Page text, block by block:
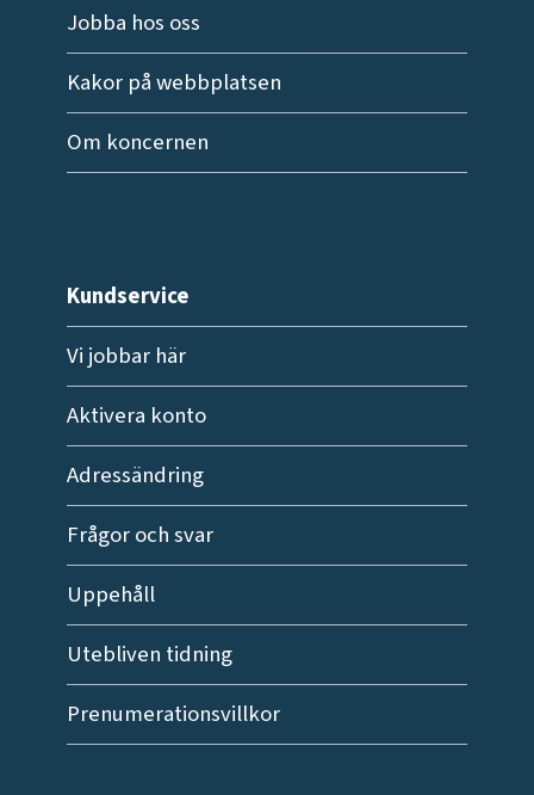
Jobba hos oss
Kakor på webbplatsen
Om koncernen
Kundservice
Vi jobbar här
Aktivera konto
Adressändring
Frågor och svar
Uppehåll
Utebliven tidning
Prenumerationsvillkor